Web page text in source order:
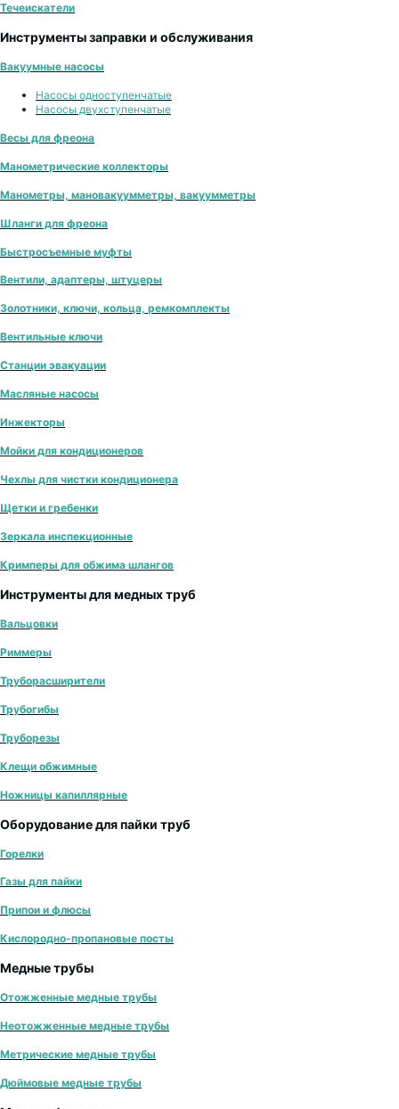
Течеискатели
Инструменты заправки и обслуживания
Вакуумные насосы
Насосы одноступенчатые
Насосы двухступенчатые
Весы для фреона
Манометрические коллекторы
Манометры, мановакуумметры, вакуумметры
Шланги для фреона
Быстросъемные муфты
Вентили, адаптеры, штуцеры
Золотники, ключи, кольца, ремкомплекты
Вентильные ключи
Станции эвакуации
Масляные насосы
Инжекторы
Мойки для кондиционеров
Чехлы для чистки кондиционера
Щетки и гребенки
Зеркала инспекционные
Кримперы для обжима шлангов
Инструменты для медных труб
Вальцовки
Риммеры
Труборасширители
Трубогибы
Труборезы
Клещи обжимные
Ножницы капиллярные
Оборудование для пайки труб
Горелки
Газы для пайки
Припои и флюсы
Кислородно-пропановые посты
Медные трубы
Отожженные медные трубы
Неотожженные медные трубы
Метрические медные трубы
Дюймовые медные трубы